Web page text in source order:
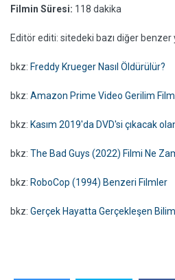
Filmin Süresi: 118 dakika
Editör editi: sitedeki bazı diğer benzer
bkz: Freddy Krueger Nasıl Öldürülür?
bkz: Amazon Prime Video Gerilim
bkz: Kasım 2019'da DVD'si çıkacak
bkz: The Bad Guys (2022) Filmi Ne
bkz: RoboCop (1994) Benzeri Filmler
bkz: Gerçek Hayatta Gerçekleşen